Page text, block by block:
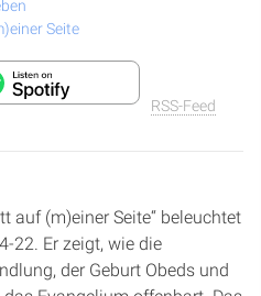
Seite
RSS-Feed
auf (m)einer Seite“ beleuchtet
22. Er zeigt, wie die
der Geburt Obeds und